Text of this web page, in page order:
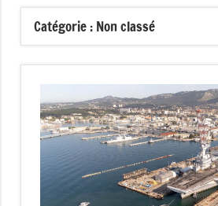
Catégorie : Non classé